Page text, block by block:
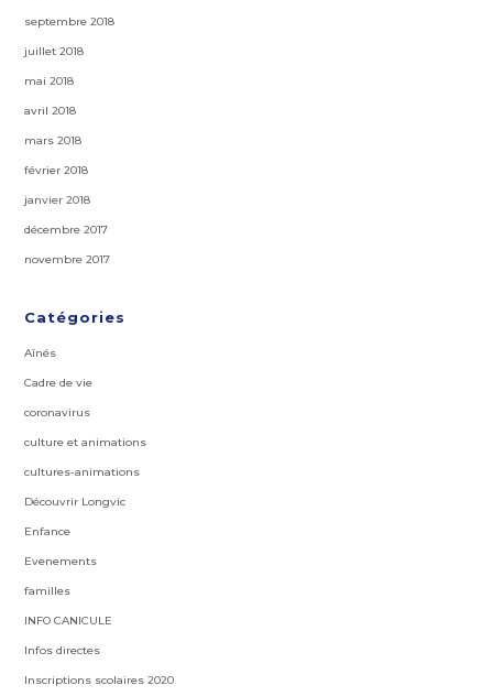
septembre 2018
juillet 2018
mai 2018
avril 2018
mars 2018
février 2018
janvier 2018
décembre 2017
novembre 2017
Catégories
Aînés
Cadre de vie
coronavirus
culture et animations
cultures-animations
Découvrir Longvic
Enfance
Evenements
familles
INFO CANICULE
Infos directes
Inscriptions scolaires 2020